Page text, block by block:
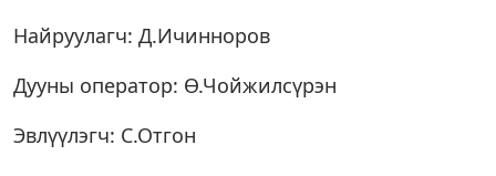
Найруулагч: Д.Ичинноров
Дууны оператор: Ө.Чойжилсүрэн
Эвлүүлэгч: С.Отгон